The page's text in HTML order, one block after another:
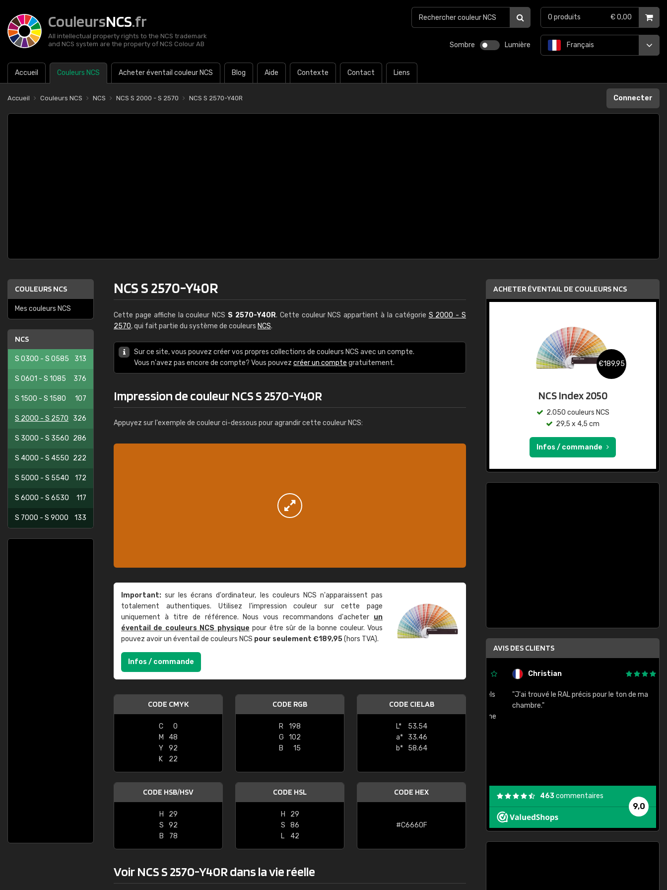
CouleursNCS.fr
All intellectual property rights to the NCS trademark
and NCS system are the property of NCS Colour AB
Sombre Lumière
Accueil Couleurs NCS Acheter éventail couleur NCS Blog Aide Contexte Contact Liens
Français
0 produits € 0,00
Accueil Couleurs NCS NCS NCS S 2000 - S 2570 NCS S 2570-Y40R Connecter
COULEURS NCS
Mes couleurs NCS
NCS
S 0300 - S 0585 313
S 0601 - S 1085 376
S 1500 - S 1580 107
S 2000 - S 2570 326
S 3000 - S 3560 286
S 4000 - S 4550 222
S 5000 - S 5540 172
S 6000 - S 6530 117
S 7000 - S 9000 133
NCS S 2570-Y40R
Cette page affiche la couleur NCS S 2570-Y40R. Cette couleur NCS appartient à la catégorie S 2000 - S
2570, qui fait partie du système de couleurs NCS.
Sur ce site, vous pouvez créer vos propres collections de couleurs NCS avec un compte.
Vous n'avez pas encore de compte? Vous pouvez créer un compte gratuitement.
Impression de couleur NCS S 2570-Y40R
Appuyez sur l'exemple de couleur ci-dessous pour agrandir cette couleur NCS:
Important: sur les écrans d'ordinateur, les couleurs NCS n'apparaissent pas
totalement authentiques. Utilisez l'impression couleur sur cette page
uniquement à titre de référence. Nous vous recommandons d'acheter un
éventail de couleurs NCS physique pour être sûr de la bonne couleur. Vous
pouvez avoir un éventail de couleurs NCS pour seulement €189,95(hors TVA).
Infos / commande
CODE CMYK
C
0
M
48
Y
92
K
22
CODE RGB
R
198
G
102
B
15
CODE CIELAB
L*
53.54
a*
33.46
b*
58.64
CODE HSB/HSV
H
29
S
92
B
78
CODE HSL
H
29
S
86
L
42
CODE HEX
#C6660F
Voir NCS S 2570-Y40R dans la vie réelle
ACHETER ÉVENTAIL DE COULEURS NCS
€189,95
NCS Index 2050
2.050 couleurs NCS
29,5 x 4,5 cm
Infos / commande
AVIS DES CLIENTS
"Le site ne permet pas de voir clairement quels
sont les produits disponibles. Il y a plusieurs
palettes de couleurs: Classic, Design, etc. On ne
comprend pas qui est quoi. La livraison s'est
bien passé et le produit reçu me convient."
Christian
"J'ai trouvé le RAL précis pour le ton de ma
chambre."
9,0
463commentaires